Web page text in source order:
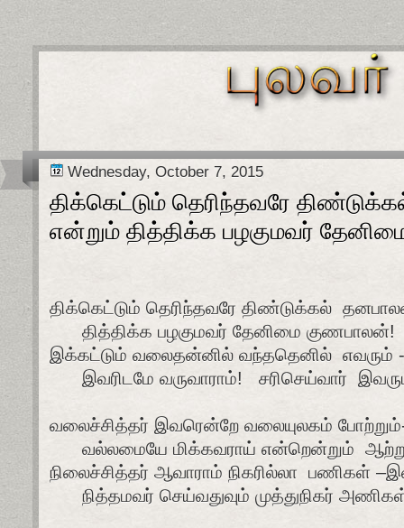
Wednesday, October 7, 2015
திக்கெட்டும் தெரிந்தவரே
என்றும் தித்திக்க பழகுமவர்
திக்கெட்டும் தெரிந்தவரே திண்டுக்கல்
தித்திக்க பழகுமவர் தேனிமை குணபாலன்!
இக்கட்டும் வலைதன்னில் வந்ததெனில் எவரும் -
இவரிடமே வருவாராம்!
சரிசெய்வார்
வலைச்சித்தர் இவரென்றே வலையுலகம்
வல்லமையே மிக்கவராய் என்றென்றும்
நிலைச்சித்தர் ஆவாராம் நிகரில்லா பணிகள்
நித்தமவர் செய்வதுவும் முத்துநிகர்